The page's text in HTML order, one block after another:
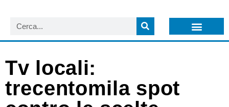
Tv locali:
trecentomila spot